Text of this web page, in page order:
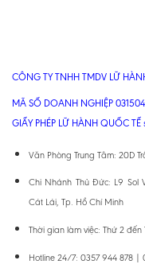
CÔNG TY TNHH TMDV LỮ
MÃ SỐ DOANH NGHIỆP
GIẤY PHÉP LỮ HÀNH QUỐC
Văn Phòng Trung Tâm: 20D
Chi Nhánh Thủ Đức: L9 Sol
Cát Lái, Tp. Hồ Chí Minh
Thời gian làm việc: Thứ 2
Hotline 24/7: 0357 944 878 |